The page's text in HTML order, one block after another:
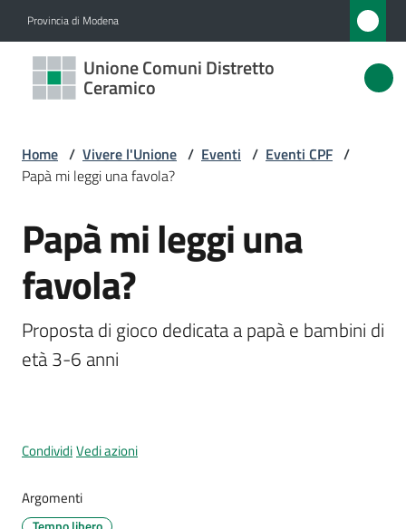
Provincia di Modena
Unione Comuni Distretto
Ceramico
Unione
Comuni
Ceramico
Amministrazione
Novità
Servizi
Vivere
Tutti
Home / Vivere l'Unione / Eventi / Eventi CPF /
Papà mi leggi una favola?
Salta al contenuto
Papà mi leggi una
favola?
Proposta di gioco dedicata a papà e bambini di
età 3-6 anni
CondividiVedi azioni
Argomenti